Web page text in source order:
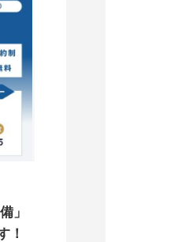
」
！